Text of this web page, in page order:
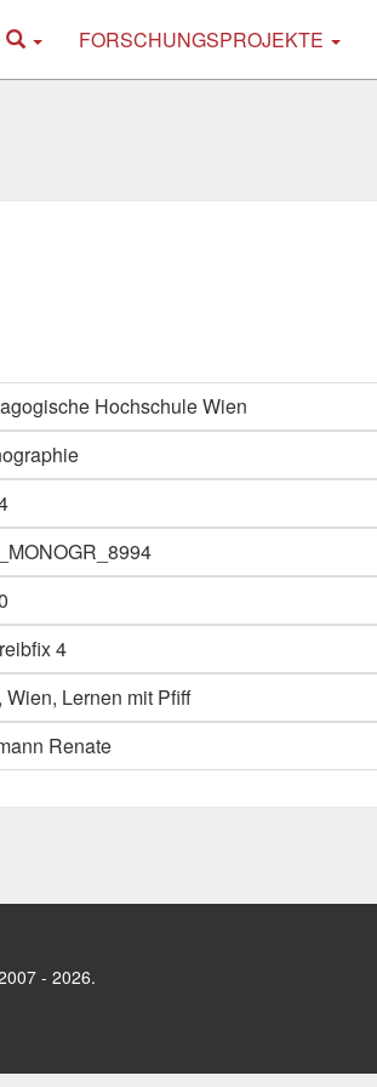
FORSCHUNGSPROJEKTE
Hochschule Wien
4
Wien, Lernen mit Pfiff
Renate
- 2026.